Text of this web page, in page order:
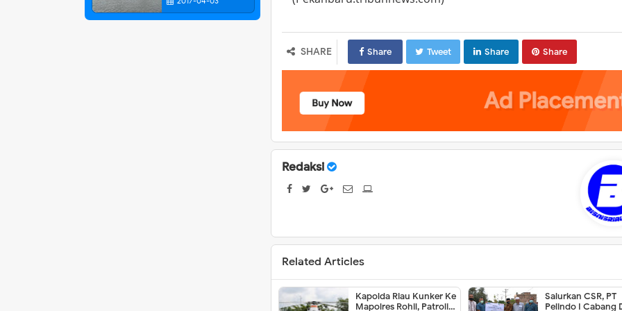
SHARE Share Tweet Share Share
Redaksi
Related Articles
Kapolda Riau Kunker Ke
Mapolres Rohil, Patroli
Salurkan CSR, PT
Pelindo I Cabang